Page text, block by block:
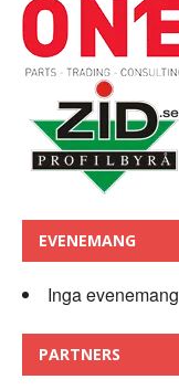
EVENEMANG
Inga evenemang
PARTNERS